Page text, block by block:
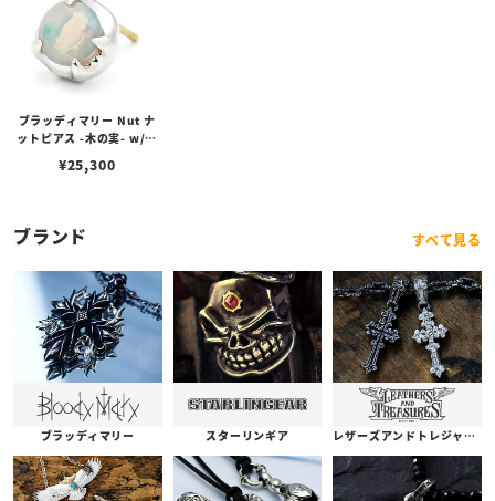
ブラッディマリー Nut ナ
ットピアス -木の実- w/ホ
¥25,300
ブランド すべて見る
ブラッディマリー スターリンギア レザーズアンドトレジャーズ